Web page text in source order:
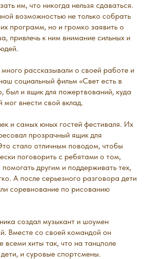
им, что никогда нельзя сдаваться.
возможностью не только собрать
программ, но и громко заявить о
привлечь к ним внимание сильных и
рассказывали о своей работе и
социальный фильм «Свет есть в
был и ящик для пожертвований, куда
внести свой вклад.
и самых юных гостей фестиваля. Их
прозрачный ящик для
стало отличным поводом, чтобы
поговорить с ребятами о том,
другим и поддерживать тех,
А после серьезного разговора дети
соревнование по рисованию
создал музыкант и шоумен
Вместе со своей командой он
всеми хиты так, что на танцполе
и суровые спортсмены.